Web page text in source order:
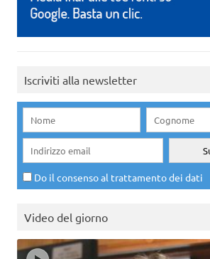
Iscriviti alla newsletter
Do il consenso al trattamento dei dati
Video del giorno